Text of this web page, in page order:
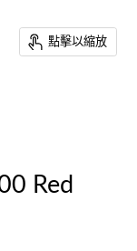
點擊以縮放
Red